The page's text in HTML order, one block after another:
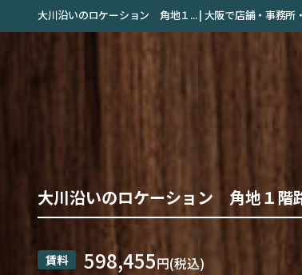
大川沿いのロケーション 角地１... | 大阪で店舗・事務所
大川沿いのロケーション 角地１
賃料 598,455円(税込)